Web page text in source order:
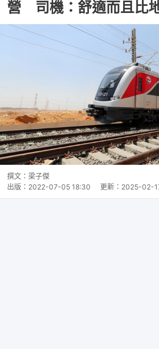
營 司機：舒適而且比
撰文： 梁子傑
出版： 2022-07-05 18:30 更新： 2025-02-